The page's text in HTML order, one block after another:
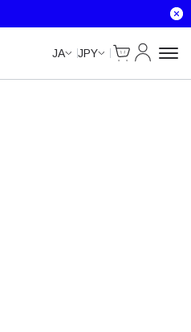
JA JPY
Cart
マイアカ